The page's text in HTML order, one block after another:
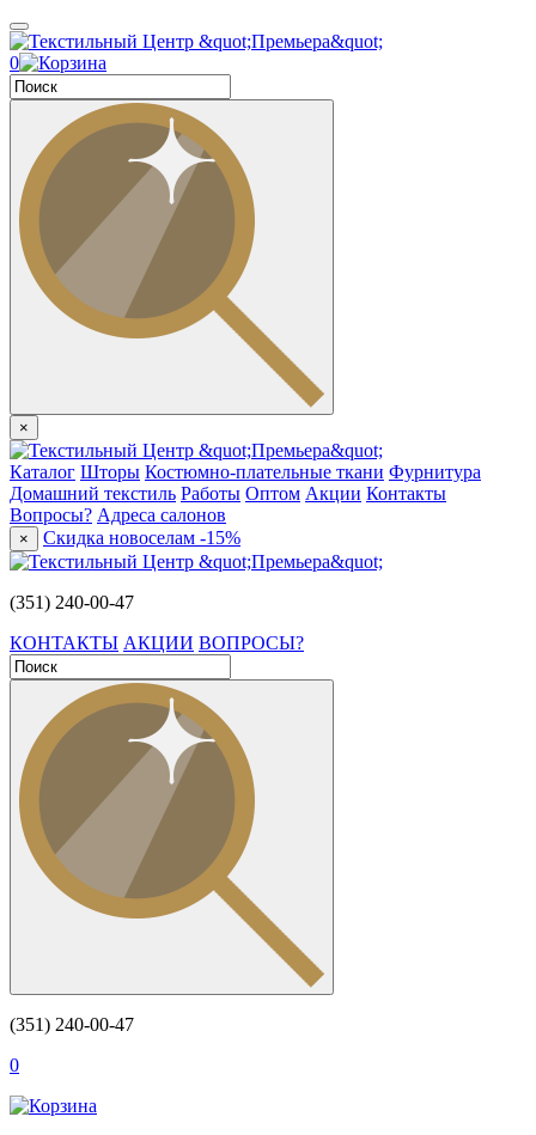
0
×
Каталог Шторы Костюмно-плательные ткани Фурнитура
Домашний текстиль Работы Оптом Акции Контакты
Вопросы? Адреса салонов
× Скидка новоселам -15%
(351) 240-00-47
КОНТАКТЫ АКЦИИ ВОПРОСЫ?
(351) 240-00-47
0